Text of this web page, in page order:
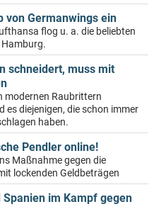
von Germanwings ein
flog u. a. die beliebten
Hamburg.
schneidert, muss mit
modernen Raubrittern
diejenigen, die schon immer
haben.
Pendler online!
Maßnahme gegen die
lockenden Geldbeträgen
im Kampf gegen